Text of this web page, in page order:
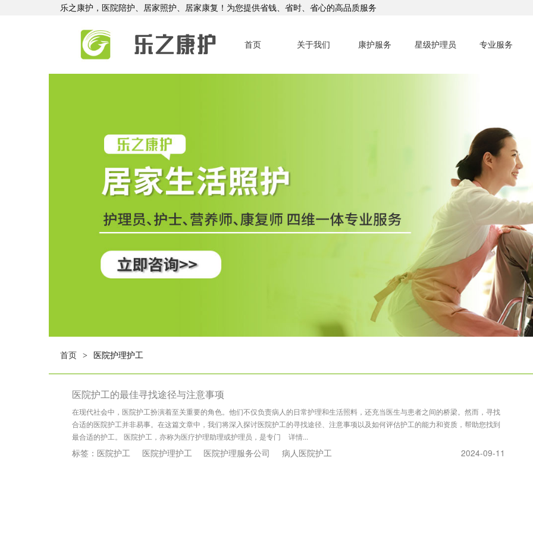
乐之康护，医院陪护、居家照护、居家康复！为您提供省钱、省时、省心的高品质服务
首页 关于我们 康护服务 星级护理员 专业服务
首页 > 医院护理护工
医院护工的最佳寻找途径与注意事项
在现代社会中，医院护工扮演着至关重要的角色。他们不仅负责病人的日常护理和生活照料，还充当医生与患者之间的桥梁。然而，寻找
合适的医院护工并非易事。在这篇文章中，我们将深入探讨医院护工的寻找途径、注意事项以及如何评估护工的能力和资质，帮助您找到
最合适的护工。 医院护工，亦称为医疗护理助理或护理员，是专门
详情...
标签： 医院护工 医院护理护工 医院护理服务公司 病人医院护工 2024-09-11